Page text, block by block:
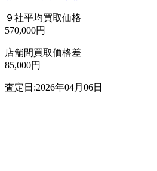
９社平均買取価格
570,000円
店舗間買取価格差
85,000円
査定日:2026年04月06日